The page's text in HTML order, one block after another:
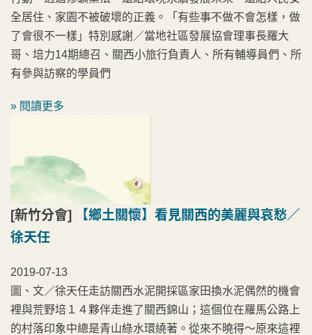
全居住、家園不被破壞的正義。「有些事不做不會怎樣，做
了會很不一樣」特別感謝／當地社區發展協會理事長羅大
哥、培力14期總召、關西小旅行負責人、所有輔導員們、所
有參與訪察的學員們
» 閱讀更多
[新竹分會]
【鄉土關懷】看見關西的美麗與哀愁／
徐天任
2019-07-13
圖、文／徐天任走訪關西水泥開採區家田換水泥偶然的機會
裡與荒野培１４夥伴走進了關西錦山；這個位在羅馬公路上
的村落印象中總是青山綠水環繞著。從來不曉得～原來這裡